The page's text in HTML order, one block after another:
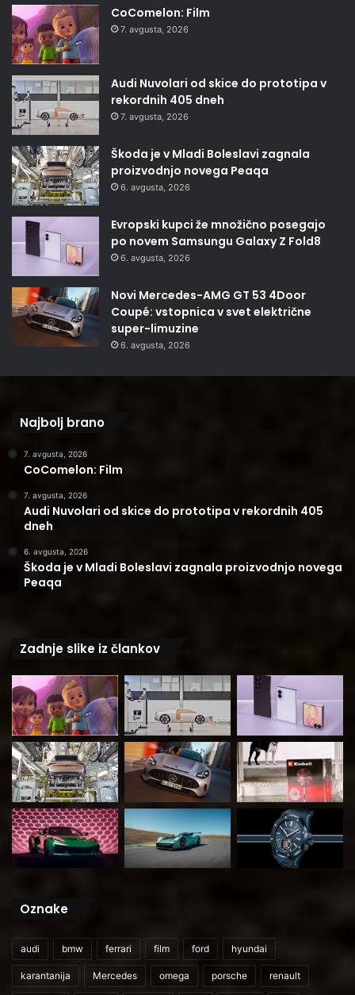
CoComelon: Film
7. avgusta, 2026
Audi Nuvolari od skice do prototipa v
rekordnih 405 dneh
7. avgusta, 2026
Škoda je v Mladi Boleslavi zagnala
proizvodnjo novega Peaqa
6. avgusta, 2026
Evropski kupci že množično posegajo
po novem Samsungu Galaxy Z Fold8
6. avgusta, 2026
Novi Mercedes-AMG GT 53 4Door
Coupé: vstopnica v svet električne
super-limuzine
6. avgusta, 2026
Najbolj brano
7. avgusta, 2026
CoComelon: Film
7. avgusta, 2026
Audi Nuvolari od skice do prototipa v rekordnih 405
dneh
6. avgusta, 2026
Škoda je v Mladi Boleslavi zagnala proizvodnjo novega
Peaqa
Zadnje slike iz člankov
Oznake
audi bmw ferrari film ford hyundai
karantanija Mercedes omega porsche renault